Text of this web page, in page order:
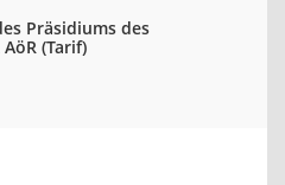
Präsidiums des
(Tarif)